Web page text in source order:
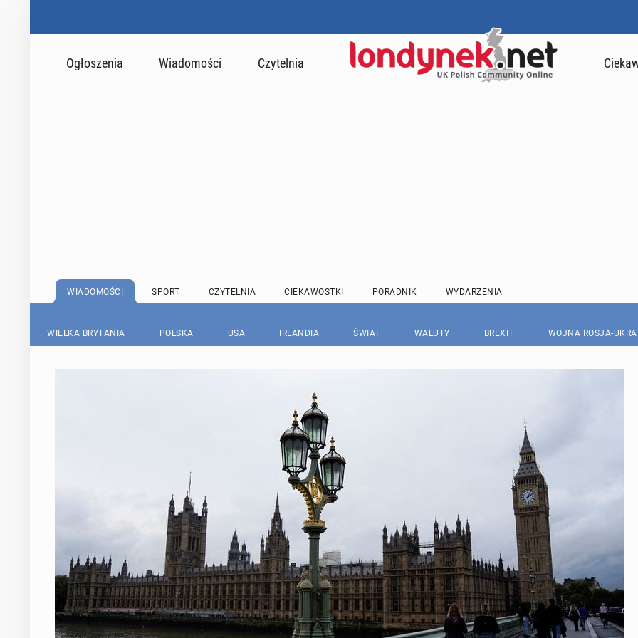
Ogłoszenia Wiadomości Czytelnia
WIADOMOŚCI SPORT CZYTELNIA CIEKAWOSTKI PORADNIK WYDARZENIA
WIELKA BRYTANIA POLSKA USA IRLANDIA ŚWIAT WALUTY BREXIT WOJNA ROSJA-